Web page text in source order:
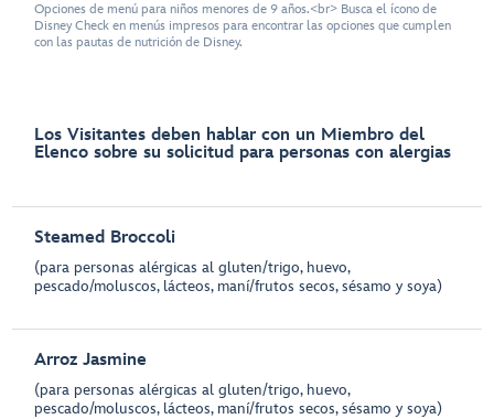
Opciones de menú para niños menores de 9 años.<br> Busca el ícono de
Disney Check en menús impresos para encontrar las opciones que cumplen
con las pautas de nutrición de Disney.
Los Visitantes deben hablar con un Miembro del
Elenco sobre su solicitud para personas con alergias
Steamed Broccoli
(para personas alérgicas al gluten/trigo, huevo,
pescado/moluscos, lácteos, maní/frutos secos, sésamo y soya)
Arroz Jasmine
(para personas alérgicas al gluten/trigo, huevo,
pescado/moluscos, lácteos, maní/frutos secos, sésamo y soya)